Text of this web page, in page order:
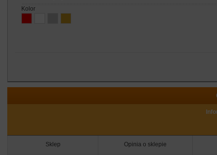
kolor
Sklep Opinia o sklepie